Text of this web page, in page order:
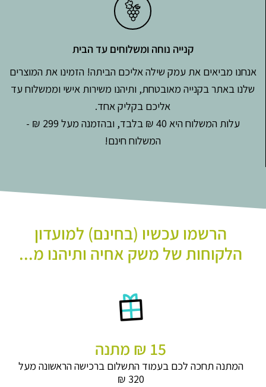
קנייה נוחה ומשלוחים עד הבית
אנחנו מביאים את עמק שילה אליכם הביתה! הזמינו את המוצרים
שלנו באתר בקנייה מאובטחת, ותיהנו משירות אישי וממשלוח עד
אליכם בקליק אחד.
עלות המשלוח היא 40 ₪ בלבד, ובהזמנה מעל 299 ₪ -
המשלוח חינם!
הרשמו עכשיו (בחינם) למועדון
הלקוחות של משק אחיה ותיהנו מ...
15 ₪ מתנה
המתנה תחכה לכם בעמוד התשלום ברכישה הראשונה מעל
320 ₪